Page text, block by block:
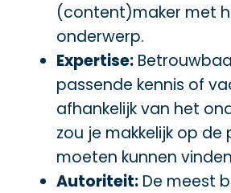
(content)maker met
onderwerp.
Expertise:
passende kennis of
afhankelijk van het
zou je makkelijk op de
moeten kunnen
Autoriteit: De meest